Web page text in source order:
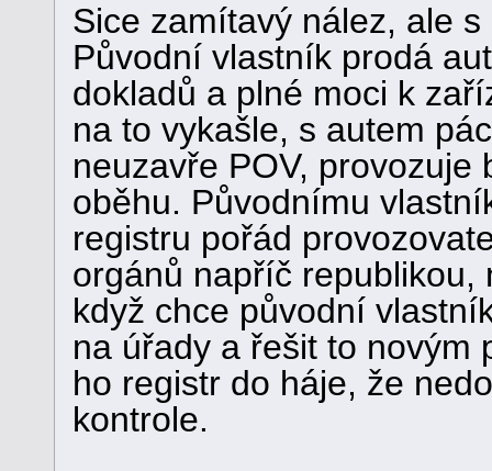
Sice zamítavý nález, ale
Původní vlastník prodá
dokladů a plné moci k
na to vykašle, s autem
neuzavře POV,
oběhu. Původnímu
registru pořád
orgánů napříč
když chce původní
na úřady a řešit to novým
ho registr do háje, že
kontrole.